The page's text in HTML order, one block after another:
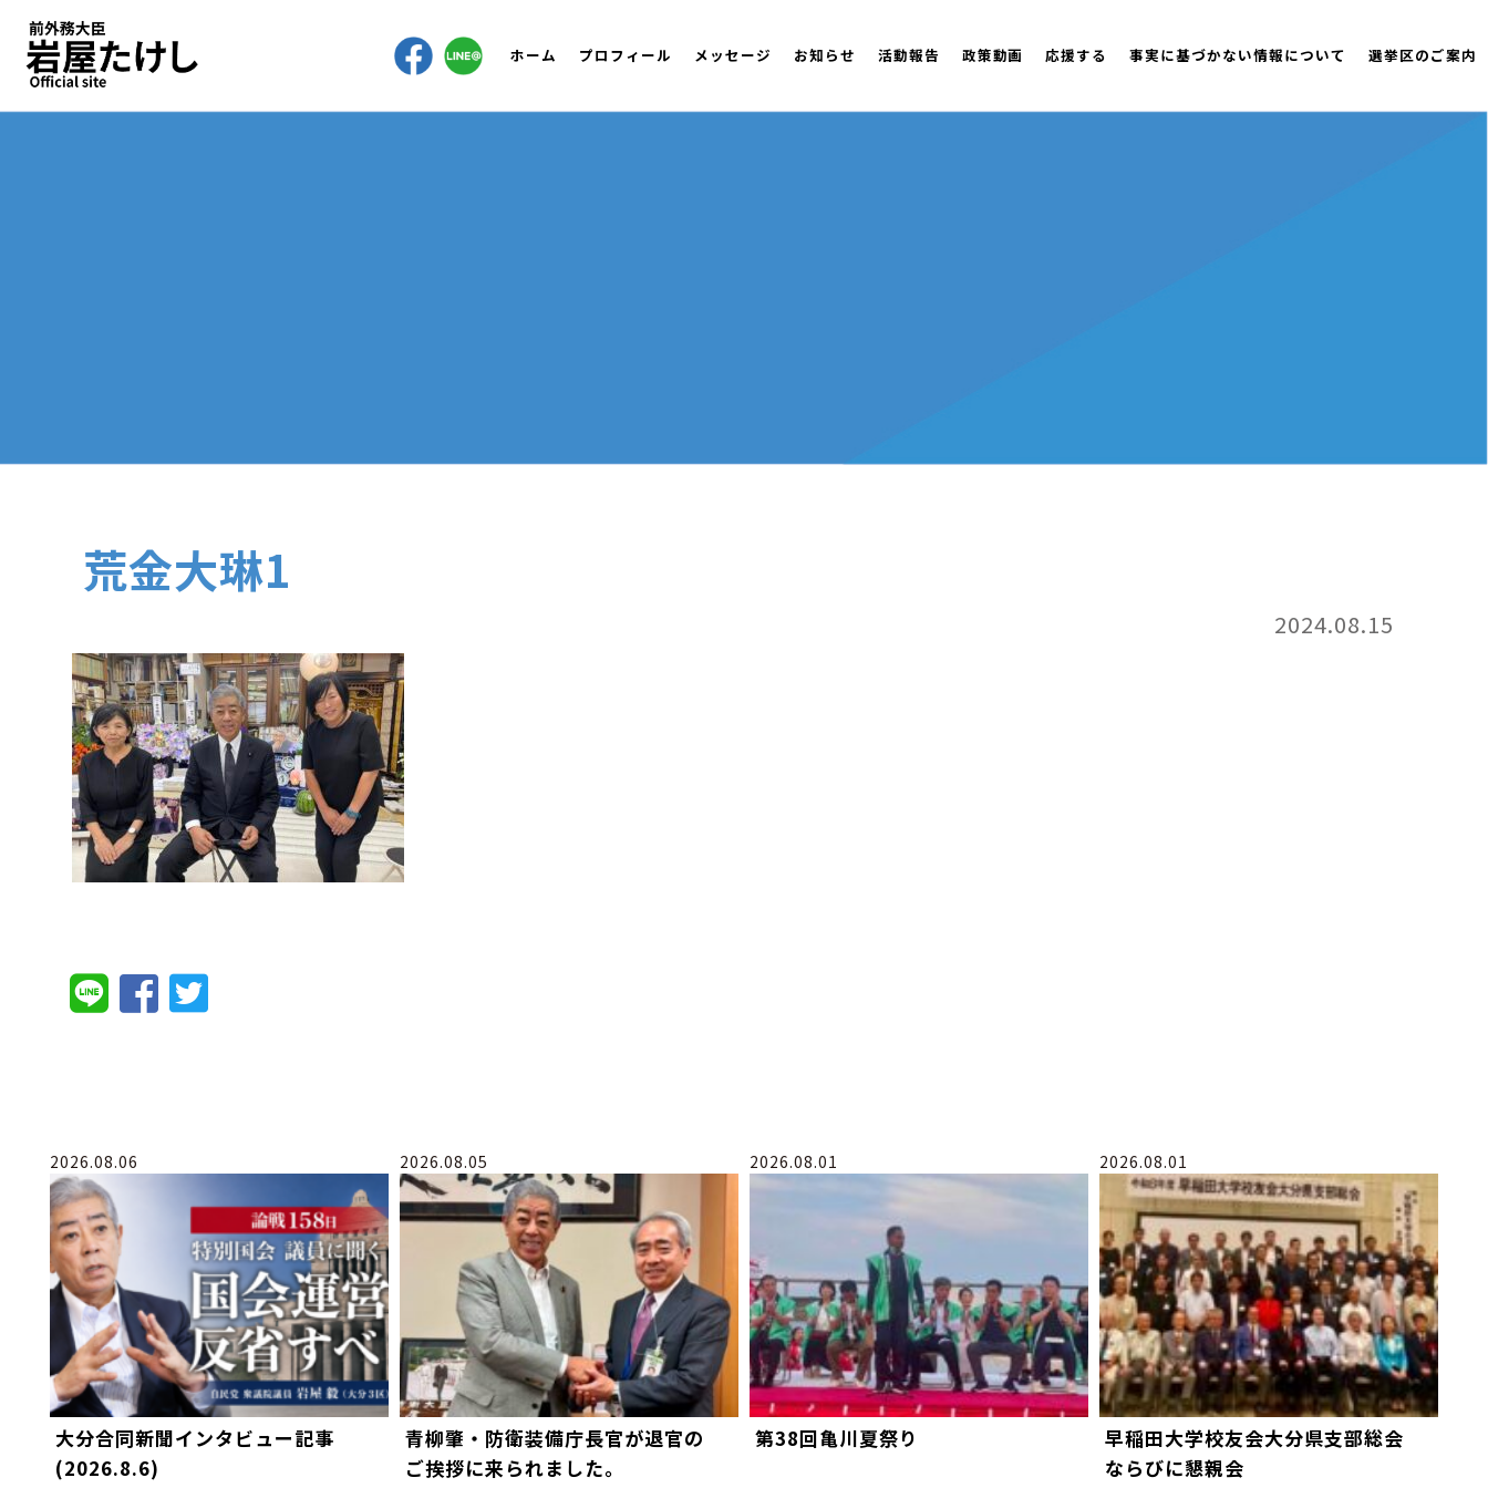
ホーム プロフィール メッセージ お知らせ 活動報告 政策動画 応援する 事実に基づかない情報について 選挙区のご案内
荒金大琳1
2024.08.15
2026.08.06
大分合同新聞インタビュー記事
(2026.8.6)
2026.08.05
青柳肇・防衛装備庁長官が退官の
ご挨拶に来られました。
2026.08.01
第38回亀川夏祭り
2026.08.01
早稲田大学校友会大分県支部総会
ならびに懇親会